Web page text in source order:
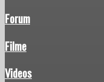
Forum
Filme
Videos